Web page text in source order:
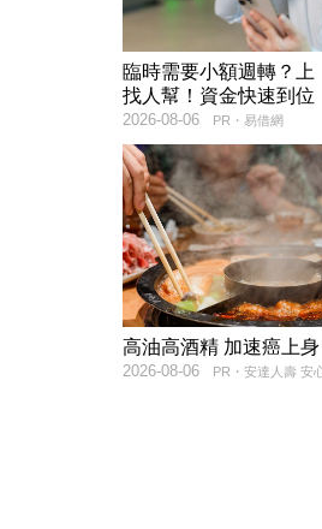
臨時需要小額週轉？上
找人幫！資金快速到位
PR・易借網
2026-08-06
高油高酒精 加速癌上身
PR・安達人壽 安
2026-08-06